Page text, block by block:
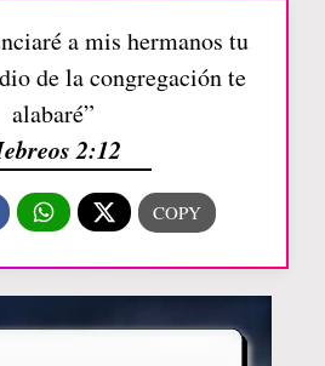
a mis hermanos tu
de la congregación te
alabaré”
2:12